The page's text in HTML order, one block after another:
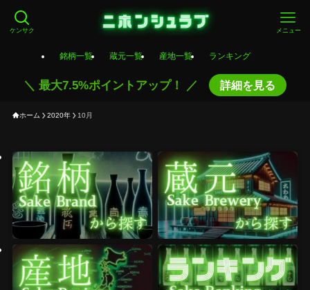
ケンサク メニュー
銘柄一覧 蔵元一覧 産地一覧 ランキング
＼ 最大7.5%ポイントアップ！ ／ 詳細を見る
ホーム 2020年 10月